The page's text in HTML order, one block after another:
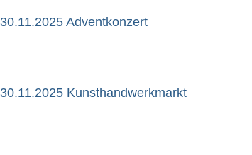
30.11.2025 Adventkonzert
30.11.2025 Kunsthandwerkmarkt